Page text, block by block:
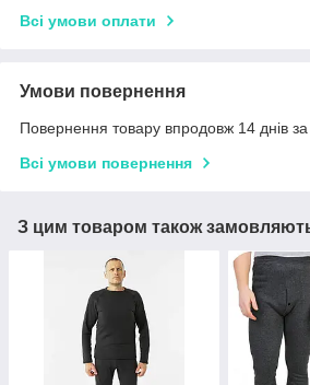
Всі умови оплати
Умови повернення
Повернення товару впродовж 14 днів
Всі умови повернення
З цим товаром також